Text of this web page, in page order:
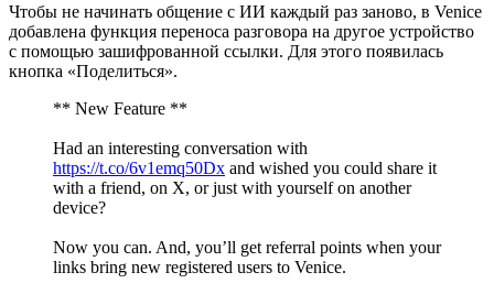
Чтобы не начинать общение с ИИ каждый раз заново, в Venice
добавлена функция переноса разговора на другое устройство
с помощью зашифрованной ссылки. Для этого появилась
кнопка «Поделиться».
** New Feature **
Had an interesting conversation with
https://t.co/6v1emq50Dx and wished you could share it
with a friend, on X, or just with yourself on another
device?
Now you can. And, you’ll get referral points when your
links bring new registered users to Venice.